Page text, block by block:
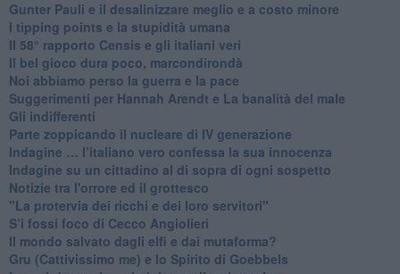
​Gunter Pauli e il desalinizzare meglio e a costo minore
I tipping points e la stupidità umana
​Il 58° rapporto Censis e gli italiani veri
​Il bel gioco dura poco, marcondirondà
Noi abbiamo perso la guerra e la pace
Suggerimenti per Hannah Arendt e La banalità del male
​Gli indifferenti
Parte zoppicando il nucleare di IV generazione
​Indagine … l’italiano vero confessa la sua innocenza
Indagine su un cittadino al di sopra di ogni sospetto
Notizie tra l'orrore ed il grottesco
"La protervia dei ricchi e dei loro servitori"
S’i fossi foco di Cecco Angiolieri
​Il mondo salvato dagli elfi e dai mutaforma?
Gru (Cattivissimo me) e lo Spirito di Goebbels